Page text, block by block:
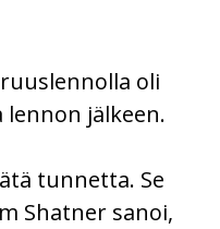
oli
lennon jälkeen.
tunnetta. Se
Shatner sanoi,